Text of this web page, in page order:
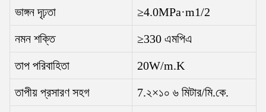
ভাঙ্গন দৃঢ়তা ≥4.0MPa·m1/2
নমন শক্তি ≥330 এমপিএ
তাপ পরিবাহিতা 20W/m.K
তাপীয় প্রসারণ সহগ 7.২×১০ ৬ মিটার/মি.কে.